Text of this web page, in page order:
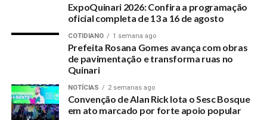
ExpoQuinari 2026: Confira a programação
oficial completa de 13 a 16 de agosto
COTIDIANO 1 semana ago
Prefeita Rosana Gomes avança com obras
de pavimentação e transforma ruas no
Quinari
NOTÍCIAS 2 semanas ago
Convenção de Alan Rick lota o Sesc Bosque
em ato marcado por forte apoio popular